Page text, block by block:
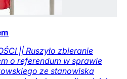
|| Ruszyło zbieranie
o referendum w sprawie
ze stanowiska